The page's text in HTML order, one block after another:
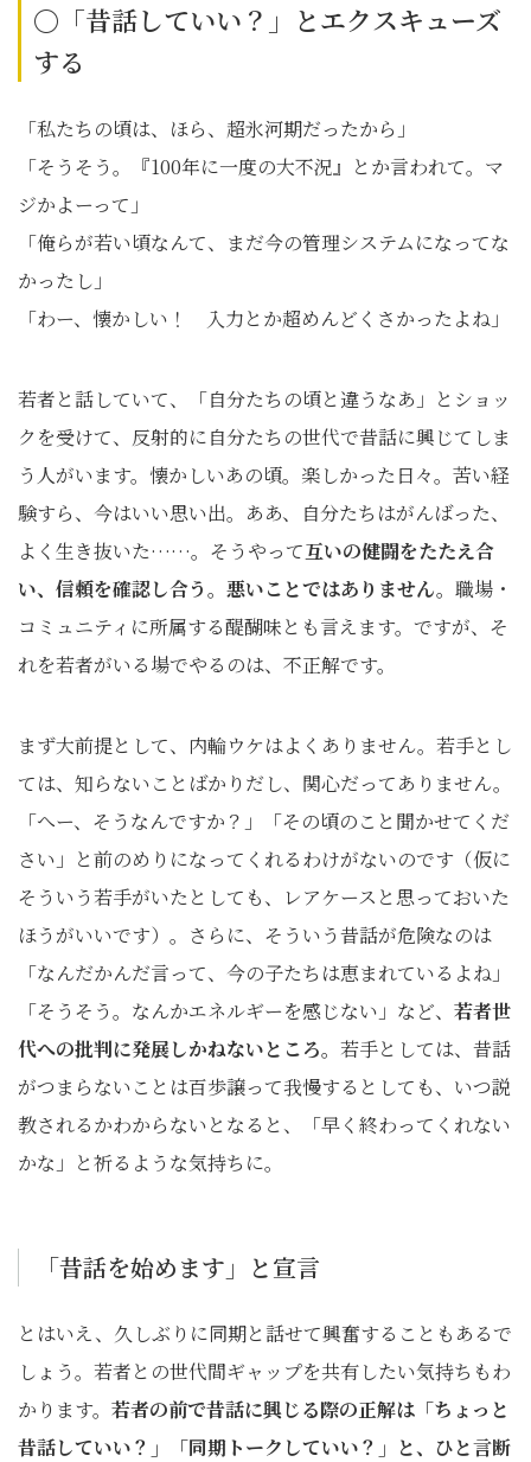
〇「昔話していい？」とエクスキューズ
する
「私たちの頃は、ほら、超氷河期だったから」
「そうそう。『100年に一度の大不況』とか言われて。マ
ジかよーって」
「俺らが若い頃なんて、まだ今の管理システムになってな
かったし」
「わー、懐かしい！ 入力とか超めんどくさかったよね」
若者と話していて、「自分たちの頃と違うなあ」とショッ
クを受けて、反射的に自分たちの世代で昔話に興じてしま
う人がいます。懐かしいあの頃。楽しかった日々。苦い経
験すら、今はいい思い出。ああ、自分たちはがんばった、
よく生き抜いた……。そうやって互いの健闘をたたえ合
い、信頼を確認し合う。悪いことではありません。 職場・
コミュニティに所属する醍醐味とも言えます。ですが、そ
れを若者がいる場でやるのは、不正解です。
まず大前提として、内輪ウケはよくありません。若手とし
ては、知らないことばかりだし、関心だってありません。
「へー、そうなんですか？」「その頃のこと聞かせてくだ
さい」と前のめりになってくれるわけがないのです（仮に
そういう若手がいたとしても、レアケースと思っておいた
ほうがいいです）。さらに、そういう昔話が危険なのは
「なんだかんだ言って、今の子たちは恵まれているよね」
「そうそう。なんかエネルギーを感じない」など、 若者世
代への批判に発展しかねないところ。 若手としては、昔話
がつまらないことは百歩譲って我慢するとしても、いつ説
教されるかわからないとなると、「早く終わってくれない
かな」と祈るような気持ちに。
「昔話を始めます」と宣言
とはいえ、久しぶりに同期と話せて興奮することもあるで
しょう。若者との世代間ギャップを共有したい気持ちもわ
かります。 若者の前で昔話に興じる際の正解は「ちょっと
昔話していい？」「同期トークしていい？」と、ひと言断